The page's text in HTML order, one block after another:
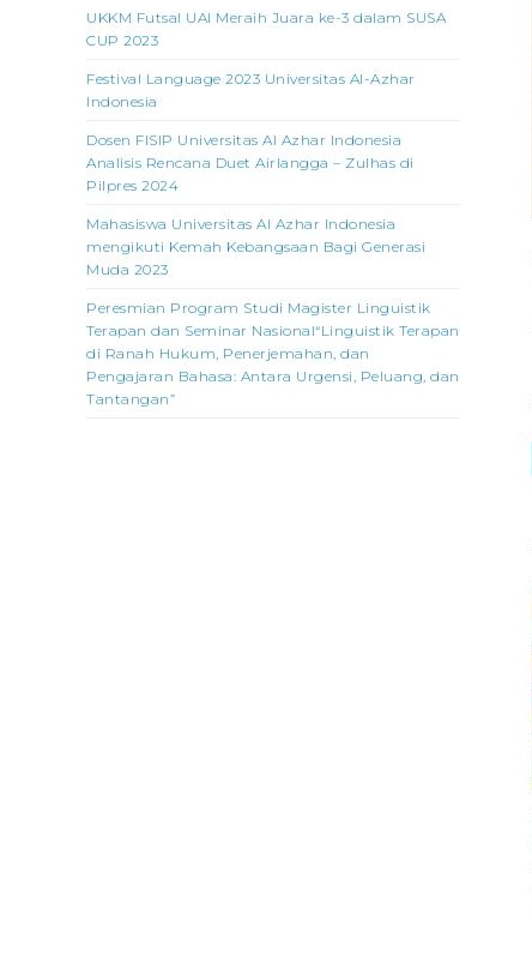
UKKM Futsal UAI Meraih Juara ke-3 dalam SUSA
CUP 2023
Festival Language 2023 Universitas Al-Azhar
Indonesia
Dosen FISIP Universitas Al Azhar Indonesia
Analisis Rencana Duet Airlangga – Zulhas di
Pilpres 2024
Mahasiswa Universitas Al Azhar Indonesia
mengikuti Kemah Kebangsaan Bagi Generasi
Muda 2023
Peresmian Program Studi Magister Linguistik
Terapan dan Seminar Nasional“Linguistik Terapan
di Ranah Hukum, Penerjemahan, dan
Pengajaran Bahasa: Antara Urgensi, Peluang, dan
Tantangan”